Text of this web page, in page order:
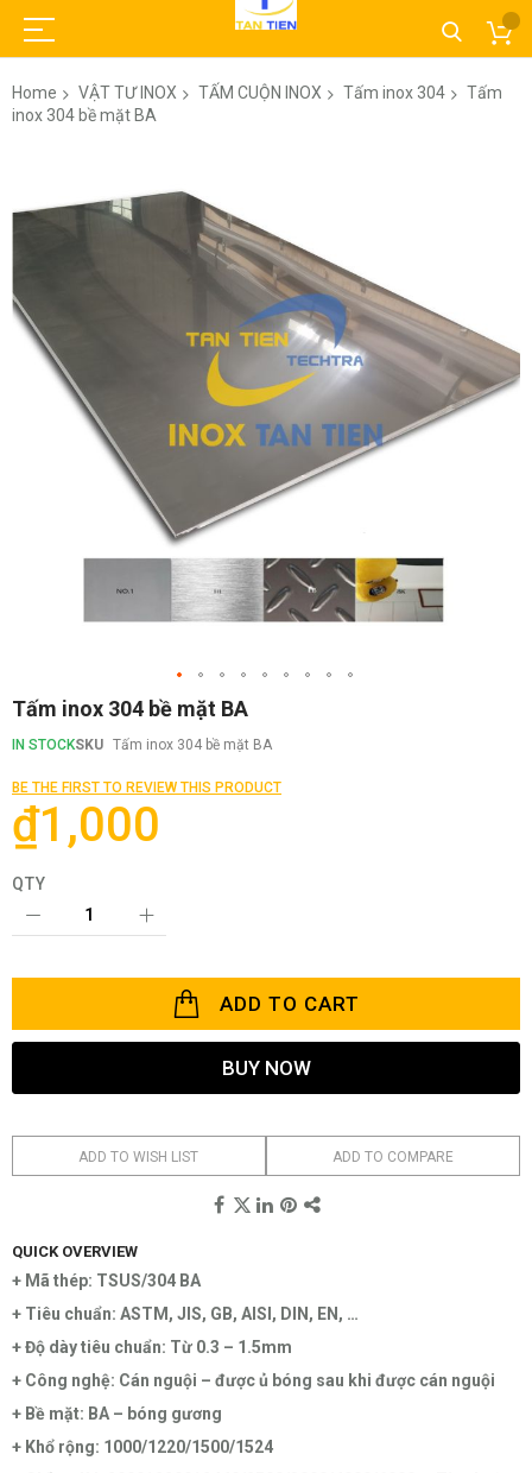
Home VẬT TƯ INOX TẤM CUỘN INOX Tấm inox 304
Tấm
inox 304 bề mặt BA
gallery
Skip
the
of
the
images
gallery
Tấm inox 304 bề mặt BA
IN STOCKSKU Tấm inox 304 bề mặt BA
BE THE FIRST TO REVIEW THIS PRODUCT
₫1,000
QTY
ADD TO CART
BUY NOW
ADD TO WISH LIST ADD TO COMPARE
QUICK OVERVIEW
+ Mã thép: TSUS/304 BA
+ Tiêu chuẩn: ASTM, JIS, GB, AISI, DIN, EN, …
+ Độ dày tiêu chuẩn: Từ 0.3 – 1.5mm
+ Công nghệ: Cán nguội – được ủ bóng sau khi được cán nguội
+ Bề mặt: BA – bóng gương
+ Khổ rộng: 1000/1220/1500/1524